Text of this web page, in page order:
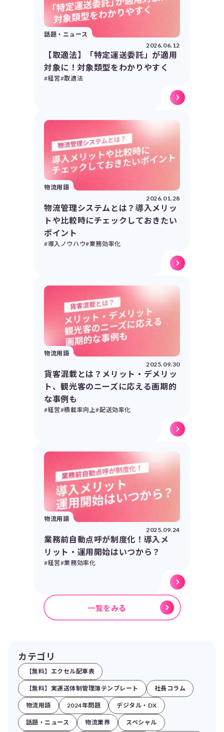
話題・ニュース
2026.06.12
【取適法】「特定運送委託」が適用
対象に！対象類型をわかりやすく
#経営#取適法
物流用語
2026.01.28
物流管理システムとは？導入メリッ
トや比較時にチェックしておきたい
ポイント
#導入ノウハウ#業務効率化
物流用語
2025.09.30
貨客混載とは？メリット・デメリッ
ト、観光客のニーズに応える画期的
な事例も
#経営#積載率向上#配送効率化
物流用語
2025.09.24
業務前自動点呼が制度化！導入メ
リット・運用開始はいつから？
#経営#業務効率化
一覧をみる
カテゴリ
【無料】エクセル配車表
【無料】実運送体制管理簿テンプレート 社長コラム
物流用語 2024年問題 デジタル・DX
話題・ニュース 物流業界 スペシャル